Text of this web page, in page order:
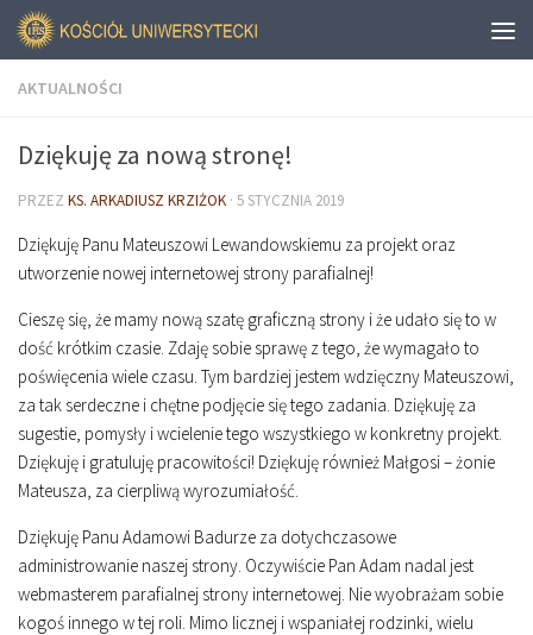
AKTUALNOŚCI
Dziękuję za nową stronę!
PRZEZ KS. ARKADIUSZ KRZIŻOK · 5 STYCZNIA 2019
Dziękuję Panu Mateuszowi Lewandowskiemu za projekt oraz
utworzenie nowej internetowej strony parafialnej!
Cieszę się, że mamy nową szatę graficzną strony i że udało się to w
dość krótkim czasie. Zdaję sobie sprawę z tego, że wymagało to
poświęcenia wiele czasu. Tym bardziej jestem wdzięczny Mateuszowi,
za tak serdeczne i chętne podjęcie się tego zadania. Dziękuję za
sugestie, pomysły i wcielenie tego wszystkiego w konkretny projekt.
Dziękuję i gratuluję pracowitości! Dziękuję również Małgosi – żonie
Mateusza, za cierpliwą wyrozumiałość.
Dziękuję Panu Adamowi Badurze za dotychczasowe
administrowanie naszej strony. Oczywiście Pan Adam nadal jest
webmasterem parafialnej strony internetowej. Nie wyobrażam sobie
kogoś innego w tej roli. Mimo licznej i wspaniałej rodzinki, wielu